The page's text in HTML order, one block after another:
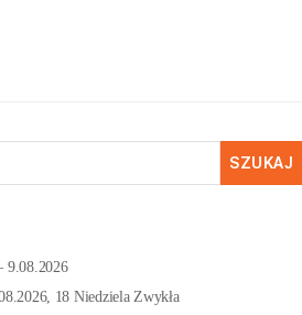
9.08.2026
18 Niedziela Zwykła